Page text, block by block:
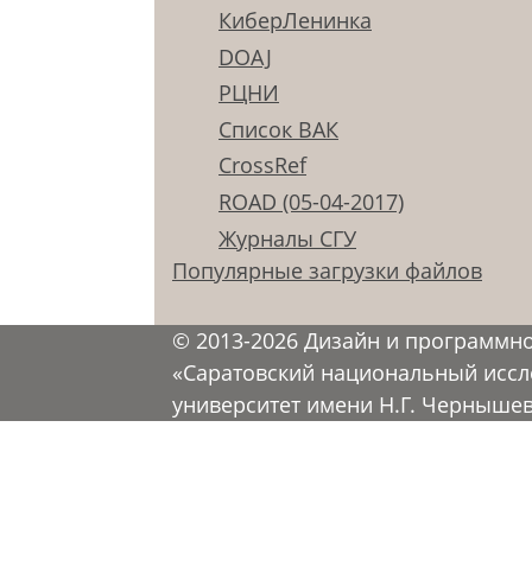
КиберЛенинка
DOAJ
РЦНИ
Список ВАК
CrossRef
ROAD (05-04-2017)
Журналы СГУ
Популярные загрузки файлов
© 2013-2026 Дизайн и
«Саратовский национальный
университет имени Н.Г.